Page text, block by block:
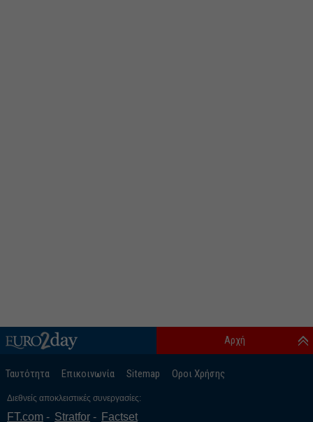
Ταυτότητα Επικοινωνία Sitemap Οροι Χρήσης
Αρχή
Διεθνείς αποκλειστικές συνεργασίες:
FT.com Stratfor Factset